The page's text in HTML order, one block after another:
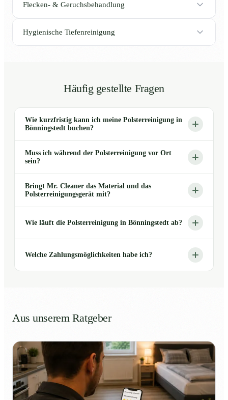
Flecken- & Geruchsbehandlung
Hygienische Tiefenreinigung
Häufig gestellte Fragen
Wie kurzfristig kann ich meine Polsterreinigung in
Bönningstedt buchen?
Muss ich während der Polsterreinigung vor Ort
sein?
Bringt Mr. Cleaner das Material und das
Polsterreinigungsgerät mit?
Wie läuft die Polsterreinigung in Bönningstedt ab?
Welche Zahlungsmöglichkeiten habe ich?
Aus unserem Ratgeber